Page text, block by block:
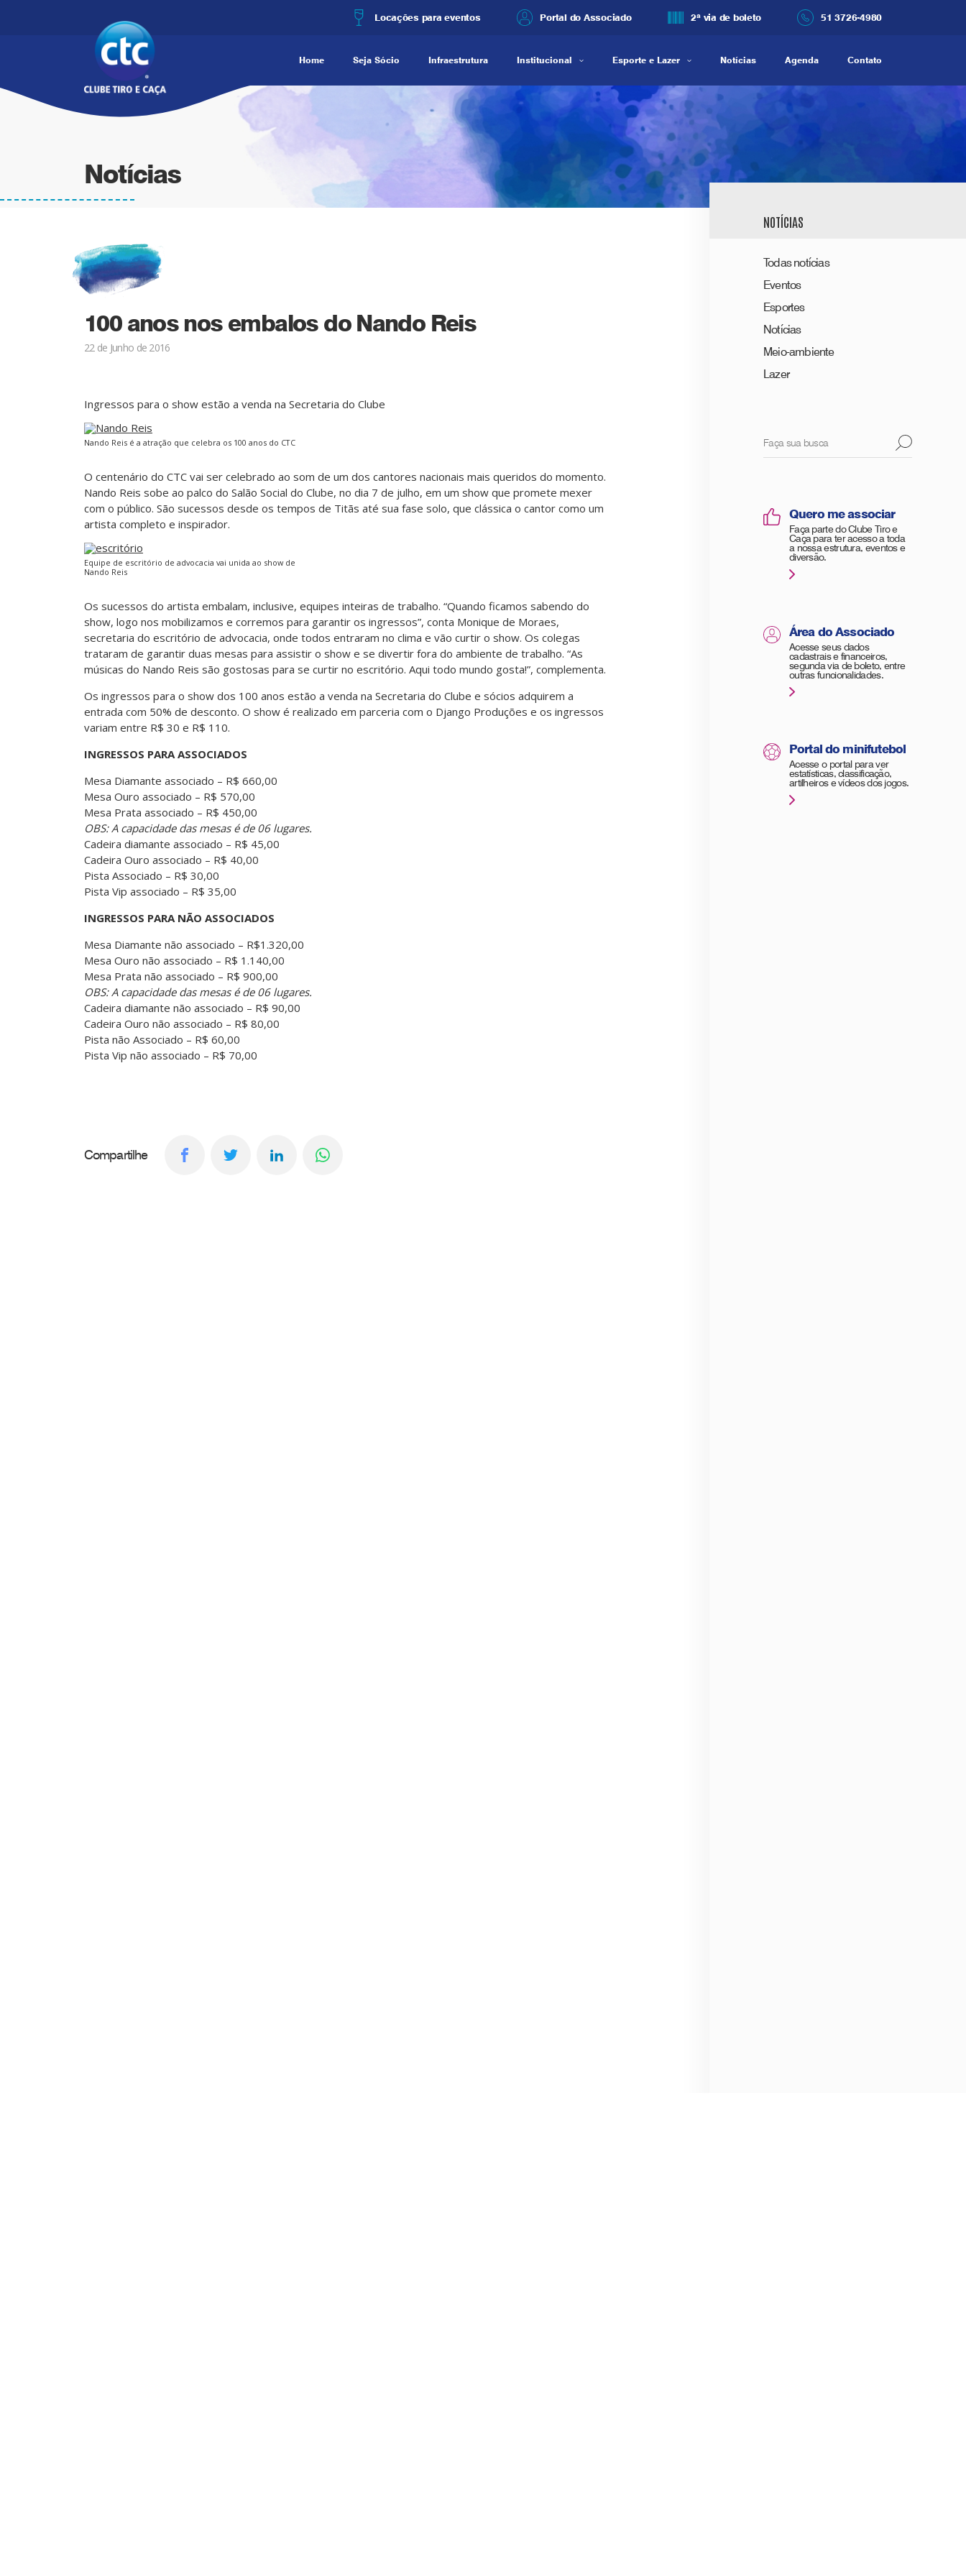
Locações para eventos Portal do Associado 2ª via de boleto 51 3726-4980
Home Seja Sócio Infraestrutura Institucional Esporte e Lazer Notícias Agenda Contato
Notícias
100 anos nos embalos do Nando Reis
22 de Junho de 2016
Ingressos para o show estão a venda na Secretaria do Clube
Nando Reis é a atração que celebra os 100 anos do CTC
O centenário do CTC vai ser celebrado ao som de um dos cantores nacionais mais queridos do momento.
Nando Reis sobe ao palco do Salão Social do Clube, no dia 7 de julho, em um show que promete mexer
com o público. São sucessos desde os tempos de Titãs até sua fase solo, que clássica o cantor como um
artista completo e inspirador.
Equipe de escritório de advocacia vai unida ao show de
Nando Reis
Os sucessos do artista embalam, inclusive, equipes inteiras de trabalho. “Quando ficamos sabendo do
show, logo nos mobilizamos e corremos para garantir os ingressos”, conta Monique de Moraes,
secretaria do escritório de advocacia, onde todos entraram no clima e vão curtir o show. Os colegas
trataram de garantir duas mesas para assistir o show e se divertir fora do ambiente de trabalho. “As
músicas do Nando Reis são gostosas para se curtir no escritório. Aqui todo mundo gosta!”, complementa.
Os ingressos para o show dos 100 anos estão a venda na Secretaria do Clube e sócios adquirem a
entrada com 50% de desconto. O show é realizado em parceria com o Django Produções e os ingressos
variam entre R$ 30 e R$ 110.
INGRESSOS PARA ASSOCIADOS
Mesa Diamante associado – R$ 660,00
Mesa Ouro associado – R$ 570,00
Mesa Prata associado – R$ 450,00
OBS: A capacidade das mesas é de 06 lugares.
Cadeira diamante associado – R$ 45,00
Cadeira Ouro associado – R$ 40,00
Pista Associado – R$ 30,00
Pista Vip associado – R$ 35,00
INGRESSOS PARA NÃO ASSOCIADOS
Mesa Diamante não associado – R$1.320,00
Mesa Ouro não associado – R$ 1.140,00
Mesa Prata não associado – R$ 900,00
OBS: A capacidade das mesas é de 06 lugares.
Cadeira diamante não associado – R$ 90,00
Cadeira Ouro não associado – R$ 80,00
Pista não Associado – R$ 60,00
Pista Vip não associado – R$ 70,00
Compartilhe
NOTÍCIAS
Todas notícias
Eventos
Esportes
Notícias
Meio-ambiente
Lazer
Quero me associar
Faça parte do Clube Tiro e
Caça para ter acesso a toda
a nossa estrutura, eventos e
diversão.
Área do Associado
Acesse seus dados
cadastrais e financeiros,
segunda via de boleto, entre
outras funcionalidades.
Portal do minifutebol
Acesse o portal para ver
estatísticas, classificação,
artilheiros e vídeos dos jogos.